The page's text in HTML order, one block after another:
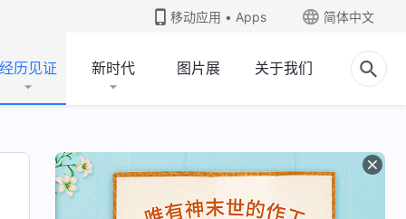
移动应用 • Apps 简体中文
经历见证 新时代 图片展 关于我们